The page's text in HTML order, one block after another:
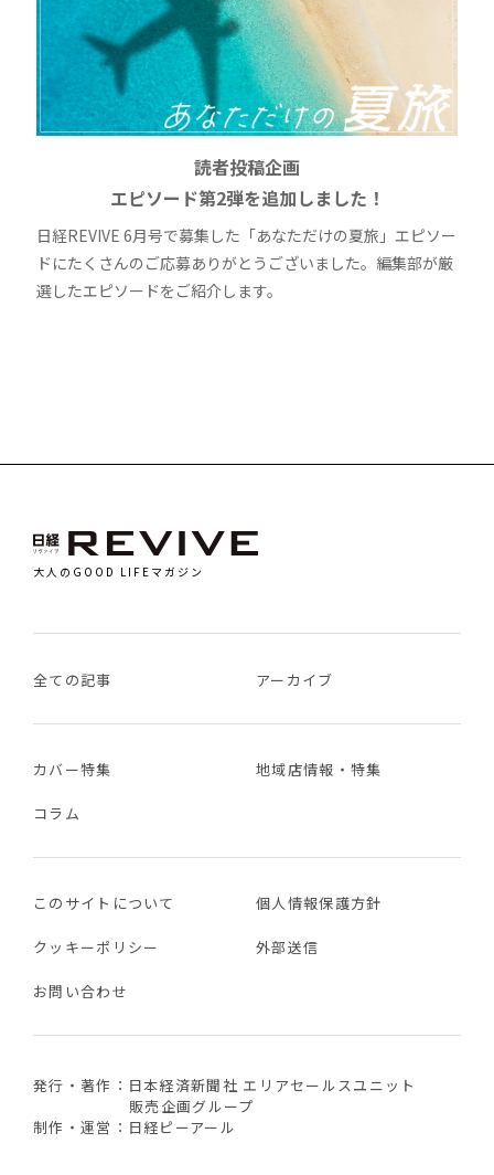
読者投稿企画
エピソード第2弾を追加しました！
日経REVIVE 6月号で募集した「あなただけの夏旅」エピソー
ドにたくさんのご応募ありがとうございました。編集部が厳
選したエピソードをご紹介します。
大人のGOOD LIFEマガジン
全ての記事 アーカイブ
カバー特集 地域店情報・特集
コラム
このサイトについて 個人情報保護方針
クッキーポリシー 外部送信
お問い合わせ
発行・著作：日本経済新聞社 エリアセールスユニット
販売企画グループ
制作・運営：日経ピーアール